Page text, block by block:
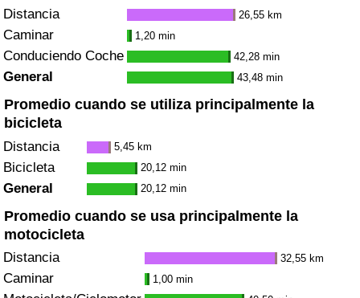
Distancia 26,55 km
Caminar 1,20 min
Conduciendo Coche 42,28 min
General 43,48 min
Promedio cuando se utiliza principalmente la
bicicleta
Distancia 5,45 km
Bicicleta 20,12 min
General 20,12 min
Promedio cuando se usa principalmente la
motocicleta
Distancia 32,55 km
Caminar 1,00 min